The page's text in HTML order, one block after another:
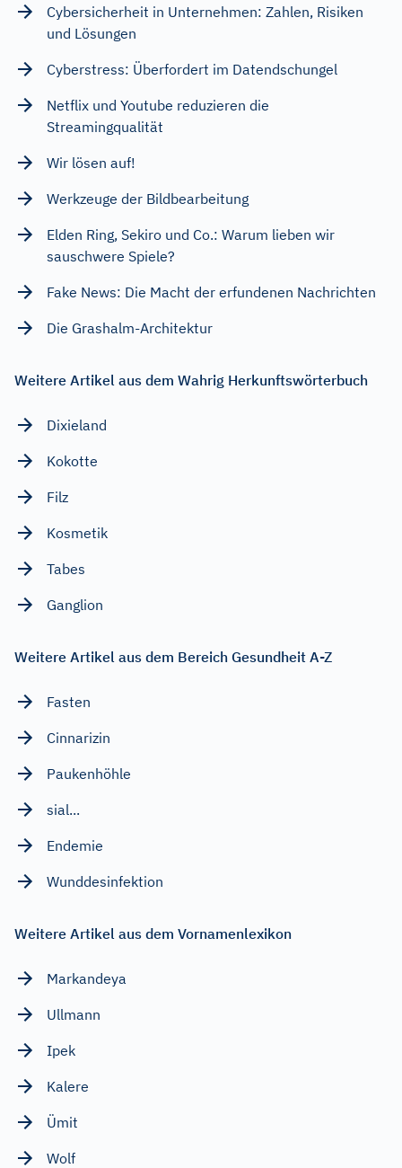
Cybersicherheit in Unternehmen: Zahlen, Risiken
und Lösungen
Cyberstress: Überfordert im Datendschungel
Netflix und Youtube reduzieren die
Streamingqualität
Wir lösen auf!
Werkzeuge der Bildbearbeitung
Elden Ring, Sekiro und Co.: Warum lieben wir
sauschwere Spiele?
Fake News: Die Macht der erfundenen Nachrichten
Die Grashalm-Architektur
Weitere Artikel aus dem Wahrig Herkunftswörterbuch
Dixieland
Kokotte
Filz
Kosmetik
Tabes
Ganglion
Weitere Artikel aus dem Bereich Gesundheit A-Z
Fasten
Cinnarizin
Paukenhöhle
sial...
Endemie
Wunddesinfektion
Weitere Artikel aus dem Vornamenlexikon
Markandeya
Ullmann
Ipek
Kalere
Ümit
Wolf